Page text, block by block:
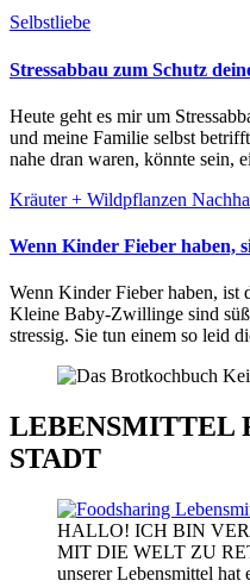
Selbstliebe
Stressabbau zum Schutz
Heute geht es mir um Stressabbau, ein wichtiges Thema, das mich
und meine Familie selbst
nahe dran waren, könnte
Kräuter + Wildpflanzen
Wenn Kinder Fieber haben,
Wenn Kinder Fieber haben, ist das noch kein Grund zur Panik!
Kleine Baby-Zwillinge sind
stressig. Sie tun einem so leid
LEBENSMITTEL
STADT
HALLO! ICH BIN
MIT DIE WELT ZU
unserer Lebensmittel hat